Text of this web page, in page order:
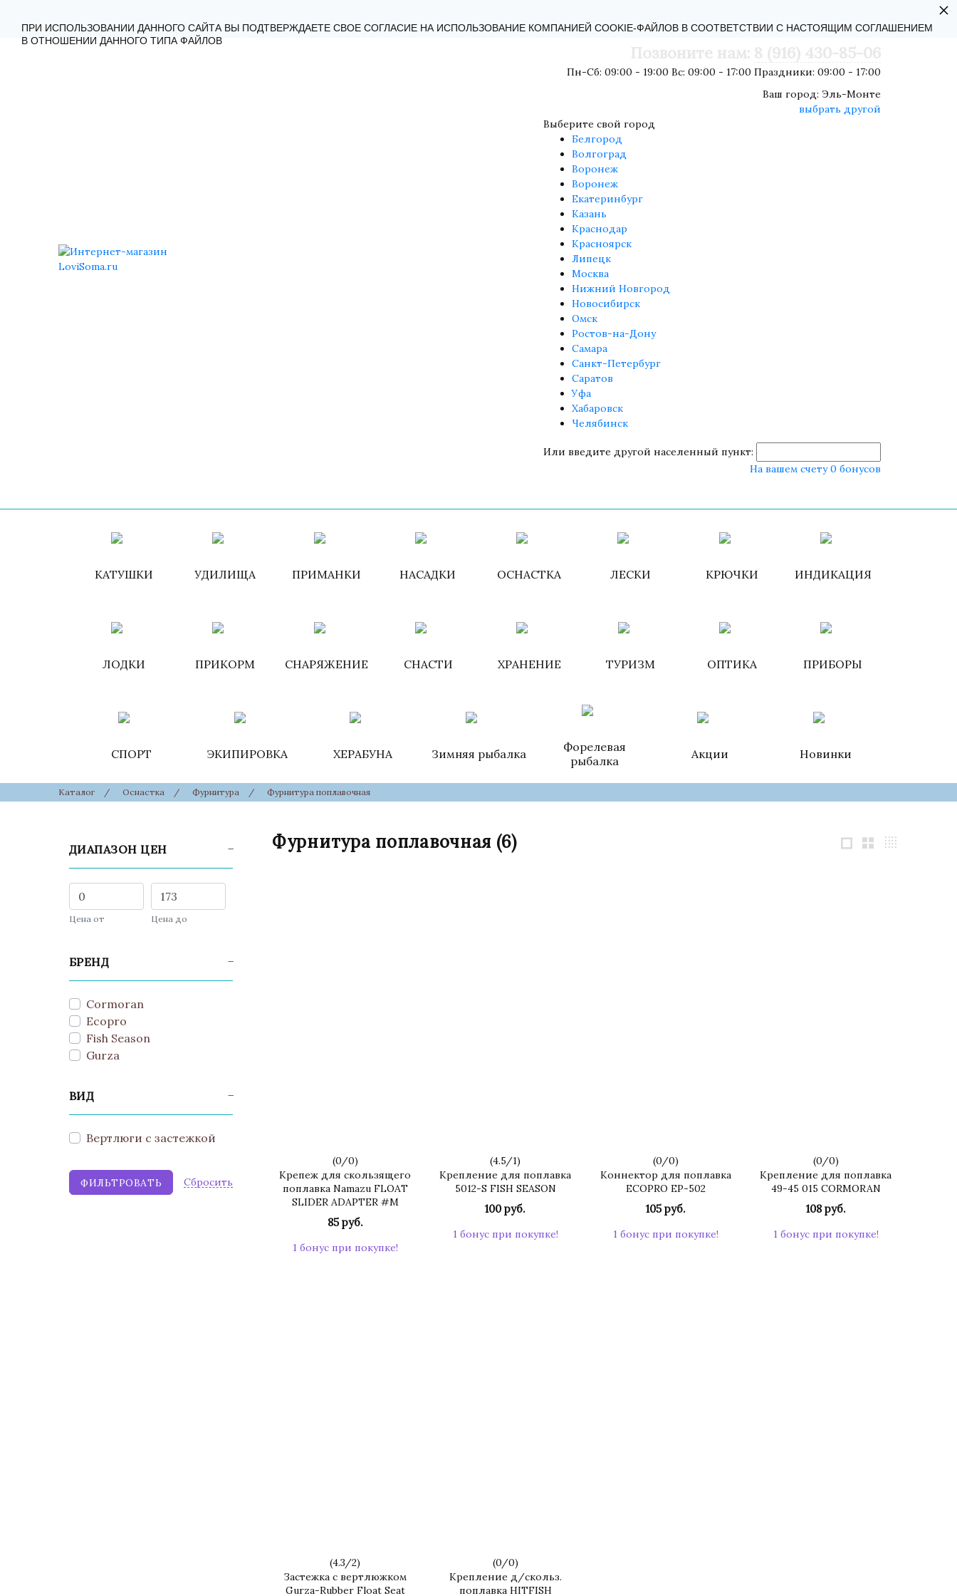
Пн-Сб: 09:00 - 19:00 Вс: 09:00 - 17:00 Праздники: 09:00 - 17:00
Ваш город: Эль-Монте
выбрать другой
Выберите свой город
Белгород
Волгоград
Воронеж
Воронеж
Екатеринбург
Казань
Краснодар
Красноярск
Липецк
Москва
Нижний Новгород
Новосибирск
Омск
Ростов-на-Дону
Самара
Санкт-Петербург
Саратов
Уфа
Хабаровск
Челябинск
Или введите другой населенный пункт:
На вашем счету 0 бонусов
КАТУШКИ УДИЛИЩА ПРИМАНКИ НАСАДКИ ОСНАСТКА ЛЕСКИ КРЮЧКИ ИНДИКАЦИЯ
ЛОДКИ ПРИКОРМ СНАРЯЖЕНИЕ СНАСТИ ХРАНЕНИЕ ТУРИЗМ ОПТИКА ПРИБОРЫ
СПОРТ ЭКИПИРОВКА ХЕРАБУНА Зимняя рыбалка
Форелевая
рыбалка
Акции Новинки
Каталог / Оснастка / Фурнитура / Фурнитура поплавочная
ДИАПАЗОН ЦЕН
Цена от Цена до
БРЕНД
Cormoran
Ecopro
Fish Season
Gurza
ВИД
Вертлюги с застежкой
Cбросить
Фурнитура поплавочная (6)
(0/0)
Крепеж для скользящего
поплавка Namazu FLOAT
SLIDER ADAPTER #M
85 руб.
1 бонус при покупке!
(4.5/1)
Крепление для поплавка
5012-S FISH SEASON
100 руб.
1 бонус при покупке!
(0/0)
Коннектор для поплавка
ECOPRO EP-502
105 руб.
1 бонус при покупке!
(0/0)
Крепление для поплавка
49-45 015 CORMORAN
108 руб.
1 бонус при покупке!
(4.3/2)
Застежка с вертлюжком
Gurza-Rubber Float Seat
(0/0)
Крепление д/скольз.
поплавка HITFISH
ПРИ ИСПОЛЬЗОВАНИИ ДАННОГО САЙТА ВЫ ПОДТВЕРЖДАЕТЕ СВОЕ СОГЛАСИЕ НА ИСПОЛЬЗОВАНИЕ КОМПАНИЕЙ COOKIE-ФАЙЛОВ В СООТВЕТСТВИИ С НАСТОЯЩИМ СОГЛАШЕНИЕМ
В ОТНОШЕНИИ ДАННОГО ТИПА ФАЙЛОВ
×